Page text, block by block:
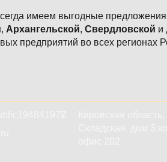
имеем выгодные предложения
, Архангельской, Свердловской и
предприятий во всех регионах